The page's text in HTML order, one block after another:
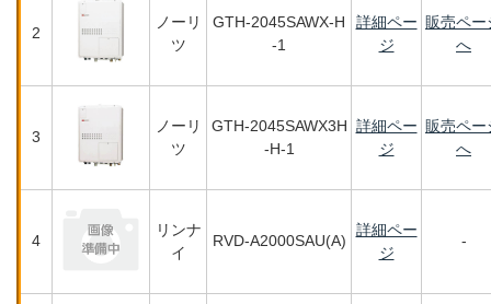
2
ノーリ
ツ
GTH-2045SAWX-H
-1
詳細ペー
ジ
販売ペー
へ
3
ノーリ
ツ
GTH-2045SAWX3H
-H-1
詳細ペー
ジ
販売ペー
へ
4
リンナ
イ
RVD-A2000SAU(A)
詳細ペー
ジ
-